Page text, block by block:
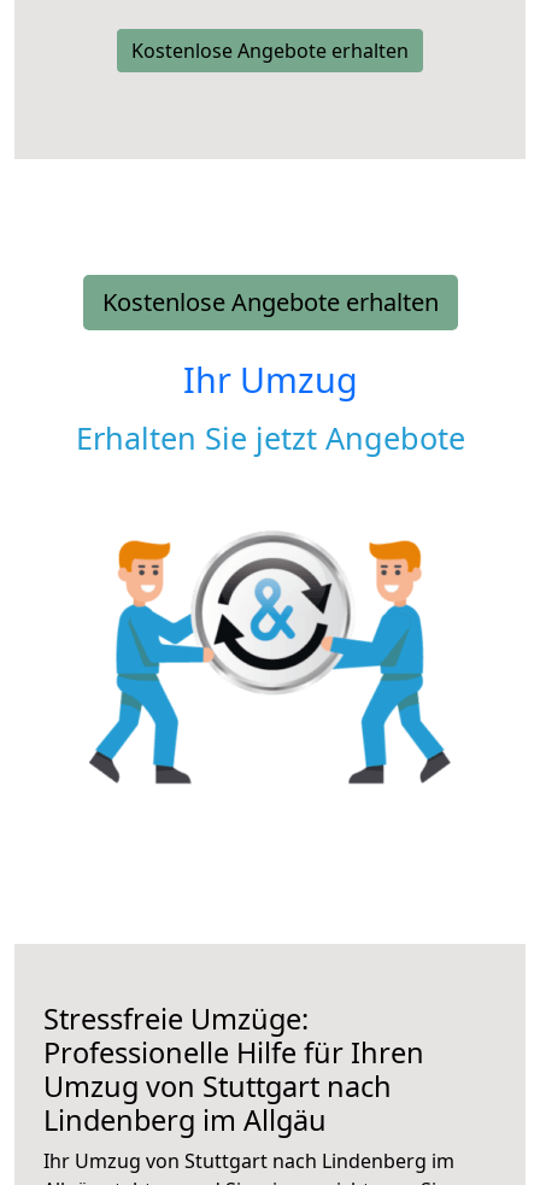
Kostenlose Angebote erhalten
Kostenlose Angebote erhalten
Ihr Umzug
Erhalten Sie jetzt Angebote
Stressfreie Umzüge:
Professionelle Hilfe für Ihren
Umzug von Stuttgart nach
Lindenberg im Allgäu
Ihr Umzug von Stuttgart nach Lindenberg im